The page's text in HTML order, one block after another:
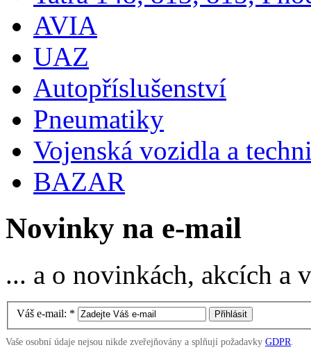
AVIA
UAZ
Autopříslušenství
Pneumatiky
Vojenská vozidla a
BAZAR
Novinky na e-mail
... a o novinkách, akcích
Váš e-mail: *
Vaše osobní údaje nejsou nikde zveřejňovány a splňují požadavky GDPR